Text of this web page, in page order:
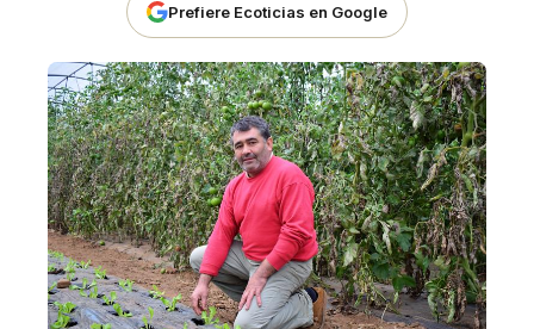
Prefiere Ecoticias en Google